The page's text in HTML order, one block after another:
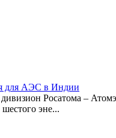
для АЭС в Индии
Росатома –
эне...